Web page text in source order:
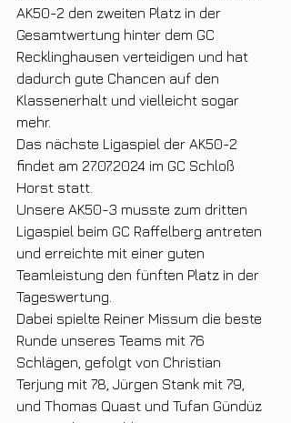
AK50-2 den zweiten Platz in der
Gesamtwertung hinter dem GC
Recklinghausen verteidigen und hat
dadurch gute Chancen auf den
Klassenerhalt und vielleicht sogar
mehr.
Das nächste Ligaspiel der AK50-2
findet am 27.07.2024 im GC Schloß
Horst statt.
Unsere AK50-3 musste zum dritten
Ligaspiel beim GC Raffelberg antreten
und erreichte mit einer guten
Teamleistung den fünften Platz in der
Tageswertung.
Dabei spielte Reiner Missum die beste
Runde unseres Teams mit 76
Schlägen, gefolgt von Christian
Terjung mit 78, Jürgen Stank mit 79,
und Thomas Quast und Tufan Gündüz